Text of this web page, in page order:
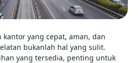
yang cepat, aman, dan
bukanlah hal yang sulit.
yang tersedia, penting untuk